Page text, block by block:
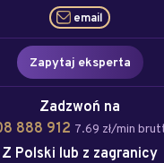
email
Zapytaj eksperta
Zadzwoń na
888 912 7.69 zł/min
Z Polski lub z zagranicy